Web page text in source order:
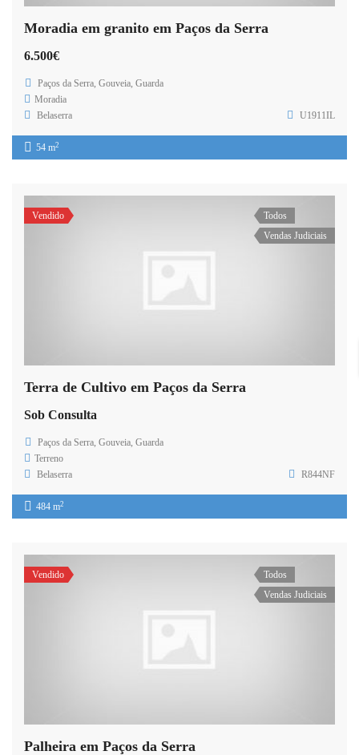
Moradia em granito em Paços da Serra
6.500€
Paços da Serra, Gouveia, Guarda
Moradia
Belaserra
U1911IL
54 m2
Vendido
Todos
Vendas Judiciais
Terra de Cultivo em Paços da Serra
Sob Consulta
Paços da Serra, Gouveia, Guarda
Terreno
Belaserra
R844NF
484 m2
Vendido
Todos
Vendas Judiciais
Palheira em Paços da Serra